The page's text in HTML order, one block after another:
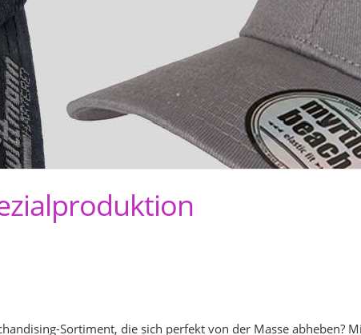
Sortiment, die sich perfekt von der Masse abheben?